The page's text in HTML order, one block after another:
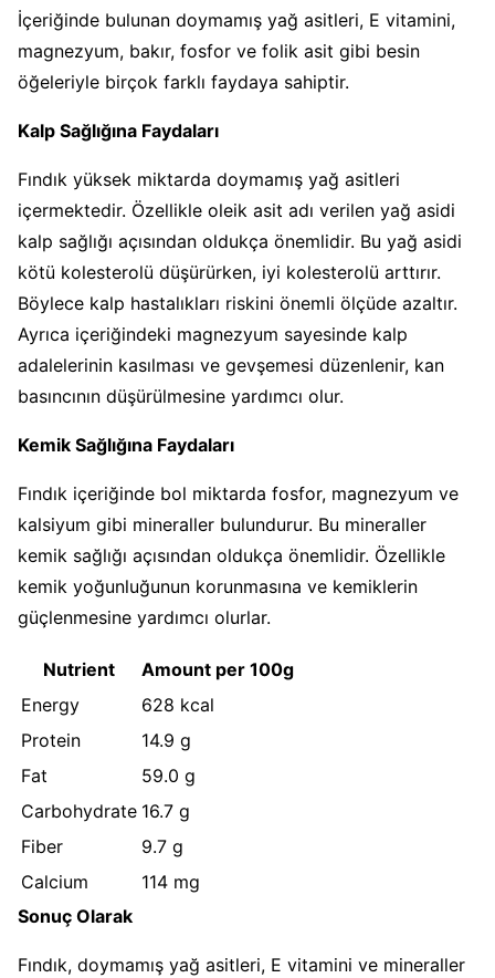
İçeriğinde bulunan doymamış yağ asitleri, E vitamini,
magnezyum, bakır, fosfor ve folik asit gibi besin
öğeleriyle birçok farklı faydaya sahiptir.
Kalp Sağlığına Faydaları
Fındık yüksek miktarda doymamış yağ asitleri
içermektedir. Özellikle oleik asit adı verilen yağ asidi
kalp sağlığı açısından oldukça önemlidir. Bu yağ asidi
kötü kolesterolü düşürürken, iyi kolesterolü arttırır.
Böylece kalp hastalıkları riskini önemli ölçüde azaltır.
Ayrıca içeriğindeki magnezyum sayesinde kalp
adalelerinin kasılması ve gevşemesi düzenlenir, kan
basıncının düşürülmesine yardımcı olur.
Kemik Sağlığına Faydaları
Fındık içeriğinde bol miktarda fosfor, magnezyum ve
kalsiyum gibi mineraller bulundurur. Bu mineraller
kemik sağlığı açısından oldukça önemlidir. Özellikle
kemik yoğunluğunun korunmasına ve kemiklerin
güçlenmesine yardımcı olurlar.
Nutrient
Amount per 100g
Energy
628 kcal
Protein
14.9 g
Fat
59.0 g
Carbohydrate 16.7 g
Fiber
9.7 g
Calcium
114 mg
Sonuç Olarak
Fındık, doymamış yağ asitleri, E vitamini ve mineraller